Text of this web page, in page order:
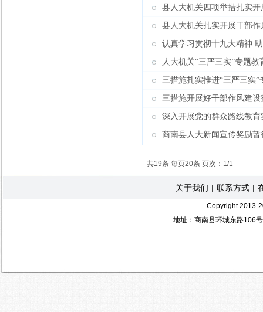
县人大机关四项举措扎实
县人大机关扎实开展干部
认真学习贯彻十九大精神
人大机关“三严三实”专题
三措施扎实推进“三严三实”
三措施开展好干部作风建设
深入开展党的群众路线教
商南县人大新闻宣传奖励
共19条 每页20条 页次：1/1
关于我们 联系方式
Copyright 2013-
地址：商南县环城东路106